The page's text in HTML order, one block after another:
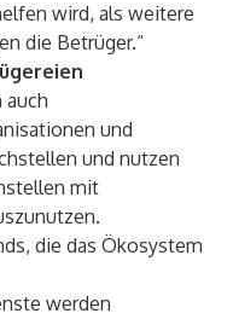
wird, als weitere
die Betrüger.“
auch
und
und nutzen
mit
die das Ökosystem
werden